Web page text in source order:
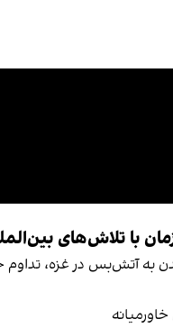
با تلاش‌های
به آتش‌بس در غزه، تداوم